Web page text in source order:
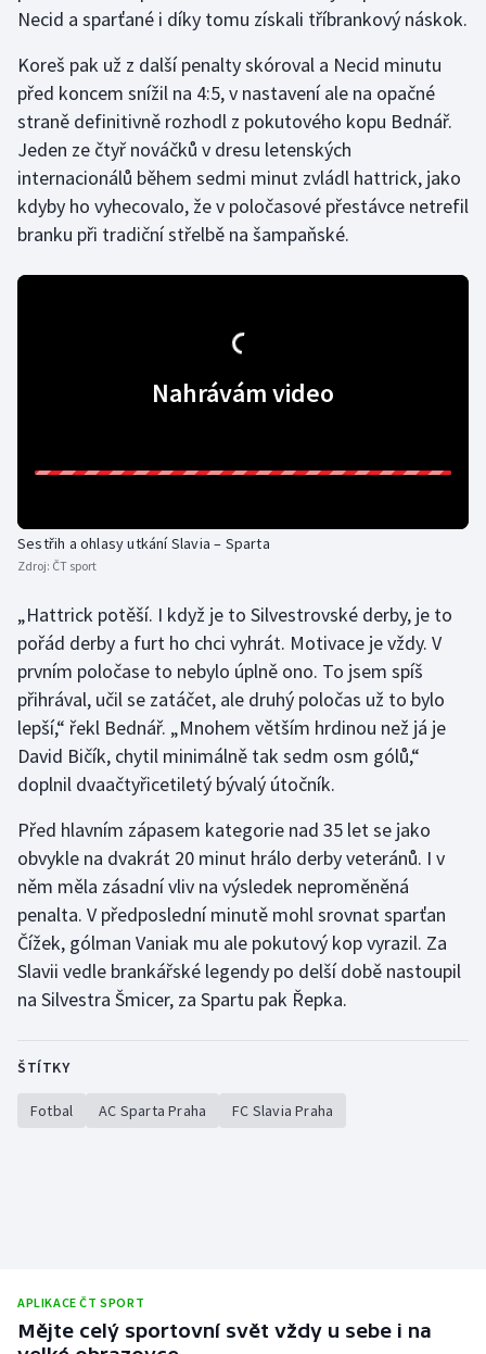
Plavání
Plážový volejbal
Ragby
Rychlobruslení
Rychlostní kanoistika
Short track
Veslování
Vodní slalom
Ostatní
Necid a sparťané i díky tomu získali tříbrankový náskok.
Koreš pak už z další penalty skóroval a Necid minutu
před koncem snížil na 4:5, v nastavení ale na opačné
straně definitivně rozhodl z pokutového kopu Bednář.
Jeden ze čtyř nováčků v dresu letenských
internacionálů během sedmi minut zvládl hattrick, jako
kdyby ho vyhecovalo, že v poločasové přestávce netrefil
branku při tradiční střelbě na šampaňské.
Nahrávám video
Sestřih a ohlasy utkání Slavia – Sparta
Zdroj: ČT sport
„Hattrick potěší. I když je to Silvestrovské derby, je to
pořád derby a furt ho chci vyhrát. Motivace je vždy. V
prvním poločase to nebylo úplně ono. To jsem spíš
přihrával, učil se zatáčet, ale druhý poločas už to bylo
lepší,“ řekl Bednář. „Mnohem větším hrdinou než já je
David Bičík, chytil minimálně tak sedm osm gólů,“
doplnil dvaačtyřicetiletý bývalý útočník.
Před hlavním zápasem kategorie nad 35 let se jako
obvykle na dvakrát 20 minut hrálo derby veteránů. I v
něm měla zásadní vliv na výsledek neproměněná
penalta. V předposlední minutě mohl srovnat sparťan
Čížek, gólman Vaniak mu ale pokutový kop vyrazil. Za
Slavii vedle brankářské legendy po delší době nastoupil
na Silvestra Šmicer, za Spartu pak Řepka.
ŠTÍTKY
Fotbal AC Sparta Praha FC Slavia Praha
APLIKACE ČT SPORT
Mějte celý sportovní svět vždy u sebe i na